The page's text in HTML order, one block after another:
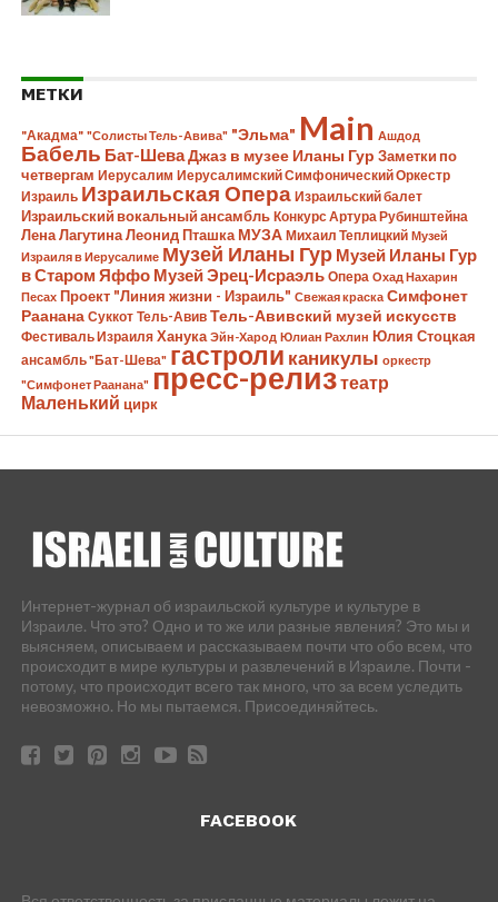
МЕТКИ
"Акадма" "Солисты Тель-Авива" "Эльма" Main Ашдод
Бабель Бат-ШеваДжаз в музее Иланы Гур Заметки по
четвергам Иерусалим Иерусалимский Симфонический Оркестр
Израиль Израильская Опера Израильский балет
Израильский вокальный ансамбль Конкурс Артура Рубинштейна
Лена Лагутина Леонид Пташка МУЗА Михаил Теплицкий Музей
Израиля в Иерусалиме Музей Иланы Гур Музей Иланы Гур
в Старом Яффо Музей Эрец-Исраэль Опера Охад Нахарин
Песах Проект "Линия жизни - Израиль" Свежая краска Симфонет
Раанана Суккот Тель-Авив Тель-Авивский музей искусств
Фестиваль Израиля Ханука Эйн-Харод Юлиан Рахлин Юлия Стоцкая
ансамбль "Бат-Шева" гастроли каникулы оркестр
"Симфонет Раанана" пресс-релизтеатр
Маленький цирк
Интернет-журнал об израильской культуре и культуре в
Израиле. Что это? Одно и то же или разные явления? Это мы и
выясняем, описываем и рассказываем почти что обо всем, что
происходит в мире культуры и развлечений в Израиле. Почти -
потому, что происходит всего так много, что за всем уследить
невозможно. Но мы пытаемся. Присоединяйтесь.
FACEBOOK